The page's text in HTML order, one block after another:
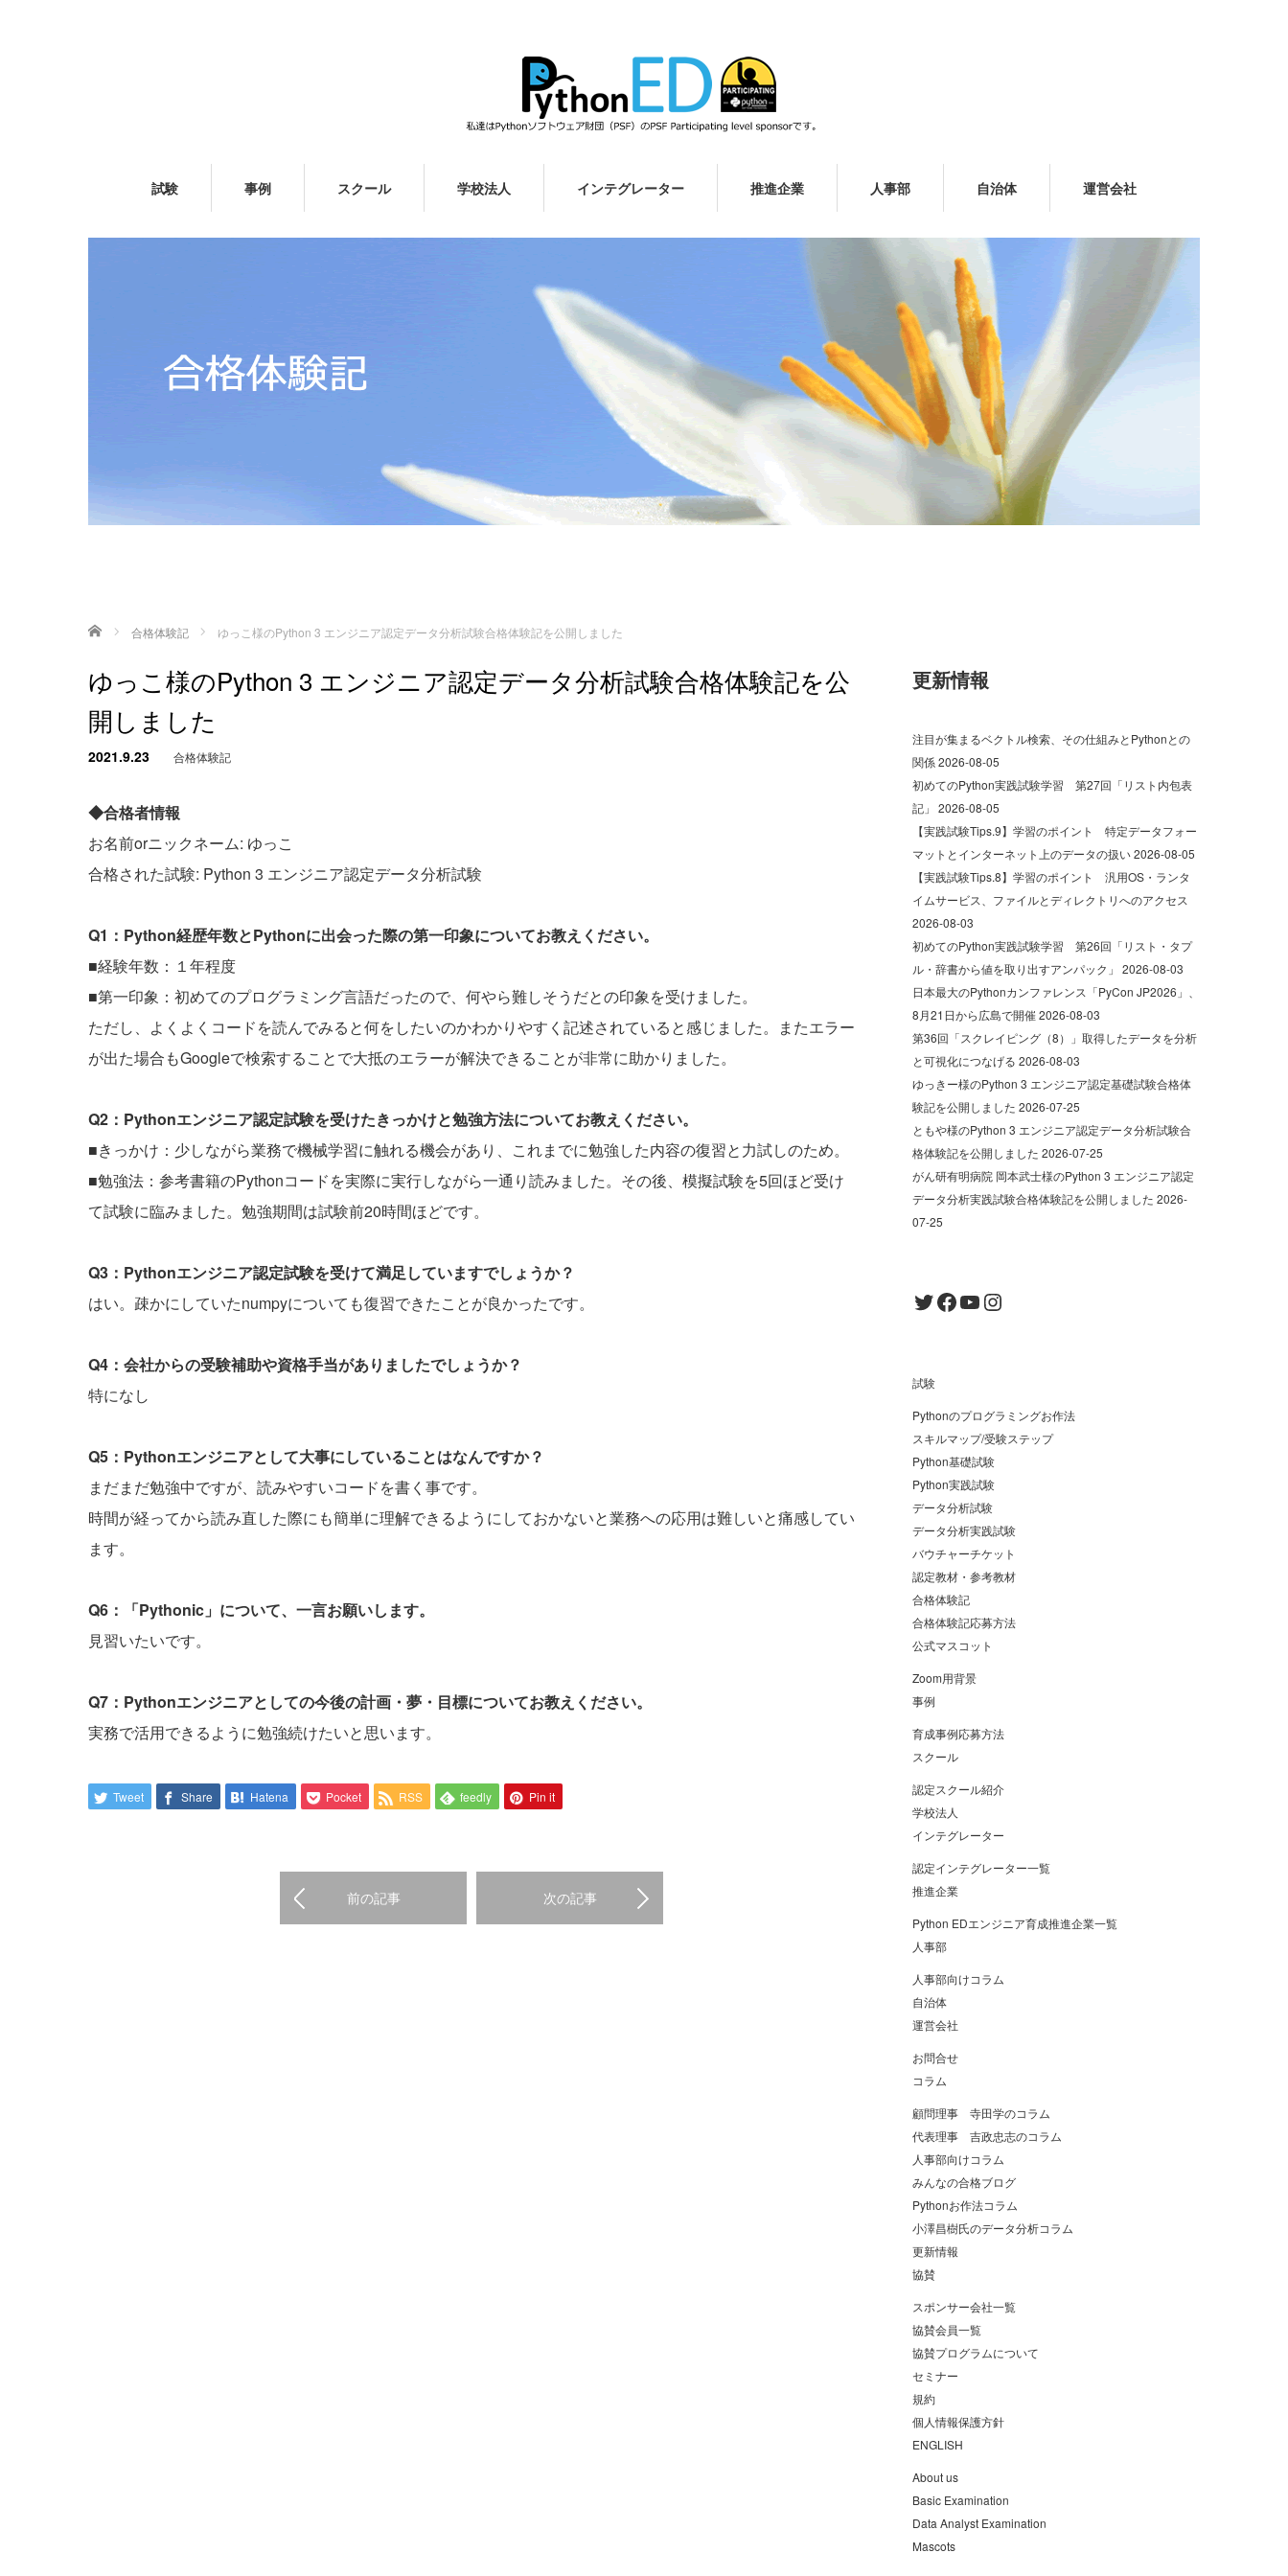
試験 事例 スクール 学校法人 インテグレーター 推進企業 人事部 自治体 運営会社
ホーム 合格体験記 ゆっこ様のPython 3 エンジニア認定データ分析試験合格体験記を公開しました
ゆっこ様のPython 3 エンジニア認定データ分析試験合格体験記を公
開しました
2021.9.23 合格体験記
◆合格者情報
お名前orニックネーム: ゆっこ
合格された試験: Python 3 エンジニア認定データ分析試験
Q1：Python経歴年数とPythonに出会った際の第一印象についてお教えください。
■経験年数：１年程度
■第一印象：初めてのプログラミング言語だったので、何やら難しそうだとの印象を受けました。
ただし、よくよくコードを読んでみると何をしたいのかわかりやすく記述されていると感じました。またエラー
が出た場合もGoogleで検索することで大抵のエラーが解決できることが非常に助かりました。
Q2：Pythonエンジニア認定試験を受けたきっかけと勉強方法についてお教えください。
■きっかけ：少しながら業務で機械学習に触れる機会があり、これまでに勉強した内容の復習と力試しのため。
■勉強法：参考書籍のPythonコードを実際に実行しながら一通り読みました。その後、模擬試験を5回ほど受け
て試験に臨みました。勉強期間は試験前20時間ほどです。
Q3：Pythonエンジニア認定試験を受けて満足していますでしょうか？
はい。疎かにしていたnumpyについても復習できたことが良かったです。
Q4：会社からの受験補助や資格手当がありましたでしょうか？
特になし
Q5：Pythonエンジニアとして大事にしていることはなんですか？
まだまだ勉強中ですが、読みやすいコードを書く事です。
時間が経ってから読み直した際にも簡単に理解できるようにしておかないと業務への応用は難しいと痛感してい
ます。
Q6：「Pythonic」について、一言お願いします。
見習いたいです。
Q7：Pythonエンジニアとしての今後の計画・夢・目標についてお教えください。
実務で活用できるように勉強続けたいと思います。
Tweet Share Hatena Pocket RSS feedly Pin it
前の記事 次の記事
更新情報
注目が集まるベクトル検索、その仕組みとPythonとの
関係2026-08-05
初めてのPython実践試験学習 第27回「リスト内包表
記」 2026-08-05
【実践試験Tips.9】学習のポイント 特定データフォー
マットとインターネット上のデータの扱い2026-08-05
【実践試験Tips.8】学習のポイント 汎用OS・ランタ
イムサービス、ファイルとディレクトリへのアクセス
2026-08-03
初めてのPython実践試験学習 第26回「リスト・タプ
ル・辞書から値を取り出すアンパック」 2026-08-03
日本最大のPythonカンファレンス「PyCon JP2026」、
8月21日から広島で開催2026-08-03
第36回「スクレイピング（8）」取得したデータを分析
と可視化につなげる 2026-08-03
ゆっきー様のPython 3 エンジニア認定基礎試験合格体
験記を公開しました 2026-07-25
ともや様のPython 3 エンジニア認定データ分析試験合
格体験記を公開しました 2026-07-25
がん研有明病院 岡本武士様のPython 3 エンジニア認定
データ分析実践試験合格体験記を公開しました 2026-
07-25
Twitter
Facebook
YouTube
Instagram
試験
Pythonのプログラミングお作法
スキルマップ/受験ステップ
Python基礎試験
Python実践試験
データ分析試験
データ分析実践試験
バウチャーチケット
認定教材・参考教材
合格体験記
合格体験記応募方法
公式マスコット
Zoom用背景
事例
育成事例応募方法
スクール
認定スクール紹介
学校法人
インテグレーター
認定インテグレーター一覧
推進企業
Python EDエンジニア育成推進企業一覧
人事部
人事部向けコラム
自治体
運営会社
お問合せ
コラム
顧問理事 寺田学のコラム
代表理事 吉政忠志のコラム
人事部向けコラム
みんなの合格ブログ
Pythonお作法コラム
小澤昌樹氏のデータ分析コラム
更新情報
協賛
スポンサー会社一覧
協賛会員一覧
協賛プログラムについて
セミナー
規約
個人情報保護方針
ENGLISH
About us
Basic Examination
Data Analyst Examination
Mascots